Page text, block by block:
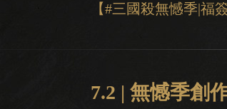
7.2 | 無憾季創